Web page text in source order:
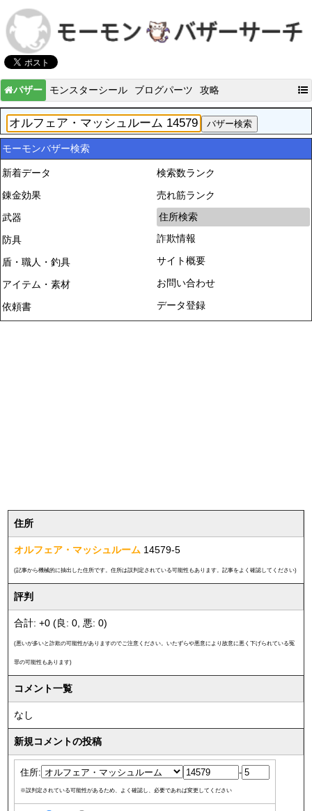
バザー モンスターシール ブログパーツ 攻略
モーモンバザー検索
新着データ
錬金効果
武器
防具
盾・職人・釣具
アイテム・素材
依頼書
検索数ランク
売れ筋ランク
住所検索
詐欺情報
サイト概要
お問い合わせ
データ登録
住所
オルフェア・マッシュルーム 14579-5
(記事から機械的に抽出した住所です。住所は誤判定されている可能性もあります。記事をよく確認してください)
評判
合計: +0 (良: 0, 悪: 0)
(悪いが多いと詐欺の可能性がありますのでご注意ください。いたずらや悪意により故意に悪く下げられている冤
罪の可能性もあります)
コメント一覧
なし
新規コメントの投稿
住所: -
※誤判定されている可能性があるため、よく確認し、必要であれば変更してください